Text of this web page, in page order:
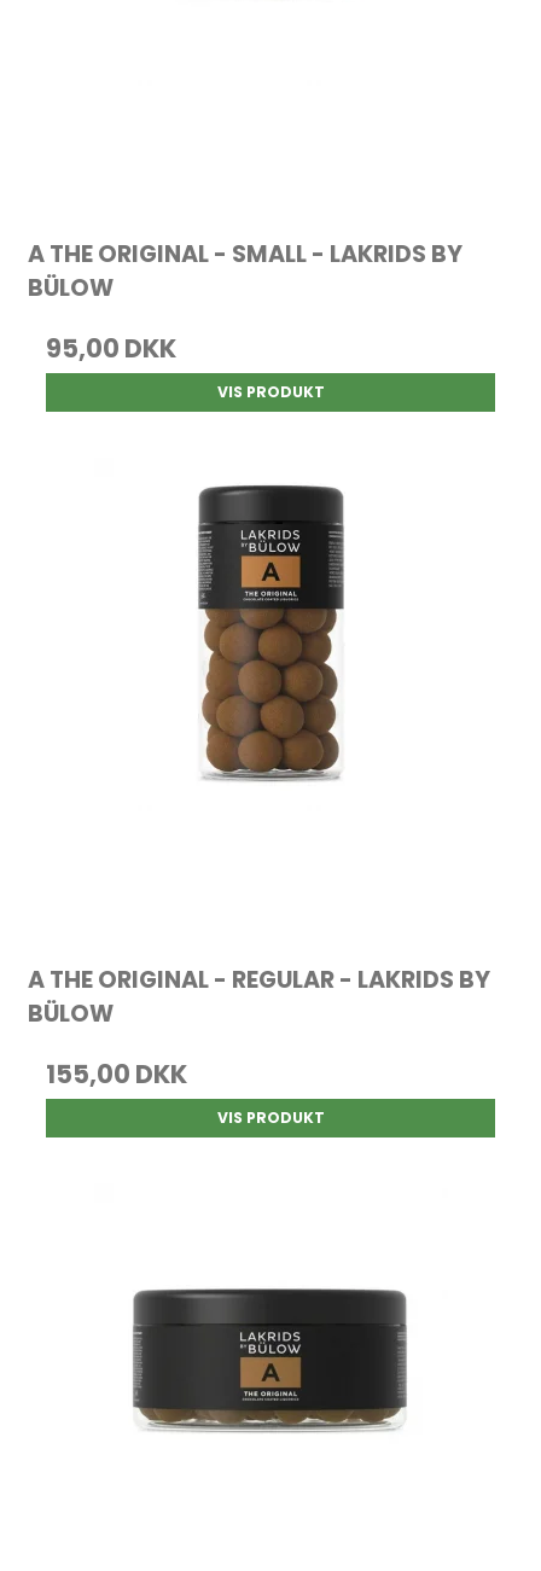
A THE ORIGINAL - SMALL - LAKRIDS BY
BÜLOW
95,00 DKK
VIS PRODUKT
A THE ORIGINAL - REGULAR - LAKRIDS BY
BÜLOW
155,00 DKK
VIS PRODUKT